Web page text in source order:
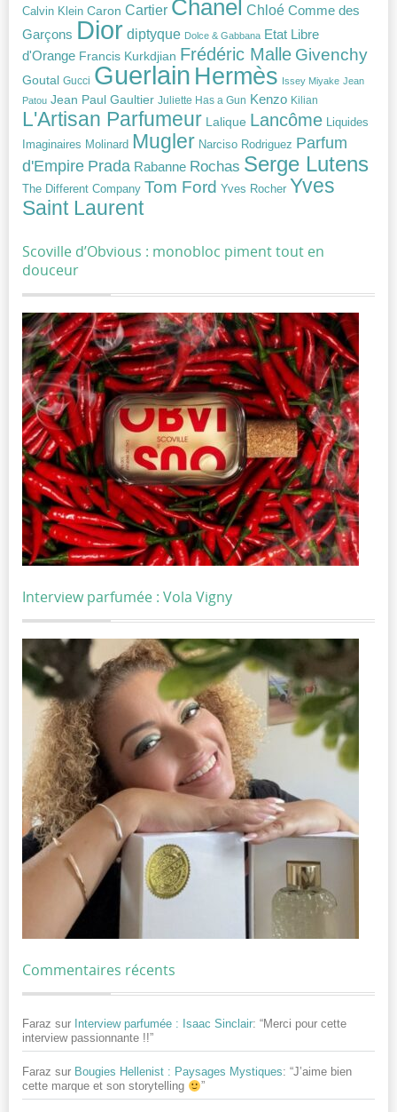
Calvin Klein Caron Cartier Chanel Chloé Comme des
Garçons Dior diptyque Dolce & Gabbana Etat Libre
d'Orange Francis Kurkdjian Frédéric Malle Givenchy
Goutal Gucci Guerlain Hermès Issey Miyake Jean
Patou Jean Paul Gaultier Juliette Has a Gun Kenzo Kilian
L'Artisan Parfumeur Lalique Lancôme Liquides
Imaginaires Molinard Mugler Narciso Rodriguez Parfum
d'Empire Prada Rabanne Rochas Serge Lutens
The Different Company Tom Ford Yves Rocher Yves
Saint Laurent
Scoville d’Obvious : monobloc piment tout en
douceur
Interview parfumée : Vola Vigny
Commentaires récents
Faraz sur Interview parfumée : Isaac Sinclair: “Merci pour cette
interview passionnante !!”
Faraz sur Bougies Hellenist : Paysages Mystiques: “J’aime bien
cette marque et son storytelling
”